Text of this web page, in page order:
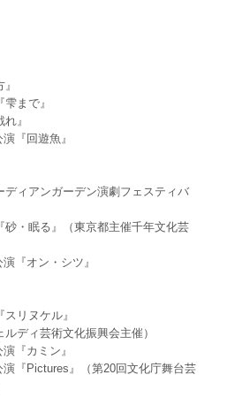
まで』
』
『回遊魚』
ディアンガーデン演劇フェスティバ
砂・眠る』（東京都主催千年文化芸
『オン・シツ』
リヌケル』
ディ芸術文化振興会主催）
『カミン』
『Pictures』（第20回文化庁舞台芸